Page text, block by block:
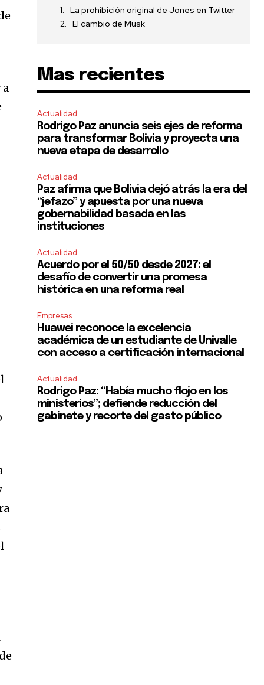
La prohibición original de Jones en Twitter
El cambio de Musk
Mas recientes
Actualidad
Rodrigo Paz anuncia seis ejes de reforma
para transformar Bolivia y proyecta una
nueva etapa de desarrollo
Actualidad
Paz afirma que Bolivia dejó atrás la era del
“jefazo” y apuesta por una nueva
gobernabilidad basada en las
instituciones
Actualidad
Acuerdo por el 50/50 desde 2027: el
desafío de convertir una promesa
histórica en una reforma real
Empresas
Huawei reconoce la excelencia
académica de un estudiante de Univalle
con acceso a certificación internacional
Actualidad
Rodrigo Paz: “Había mucho flojo en los
ministerios”; defiende reducción del
gabinete y recorte del gasto público